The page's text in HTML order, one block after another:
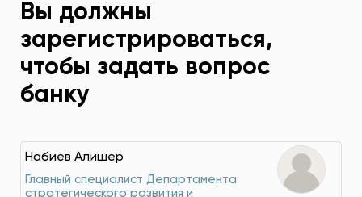
Вы должны
зарегистрироваться,
чтобы задать вопрос
банку
Набиев Алишер
Главный специалист Департамента
стратегического развития и